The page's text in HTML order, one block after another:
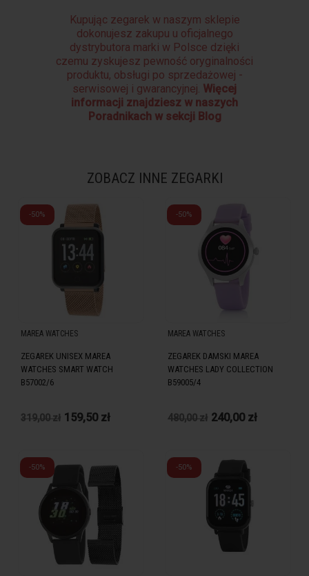
Kupując zegarek w naszym sklepie
dokonujesz zakupu u oficjalnego
dystrybutora marki w Polsce dzięki
czemu zyskujesz pewność oryginalności
produktu, obsługi po sprzedażowej -
serwisowej i gwarancyjnej. Więcej
informacji znajdziesz w naszych
Poradnikach w sekcji Blog
ZOBACZ INNE ZEGARKI
-50%
MAREA WATCHES
ZEGAREK UNISEX MAREA
WATCHES SMART WATCH
B57002/6
319,00 zł 159,50 zł
-50%
MAREA WATCHES
ZEGAREK DAMSKI MAREA
WATCHES LADY COLLECTION
B59005/4
480,00 zł 240,00 zł
-50% -50%